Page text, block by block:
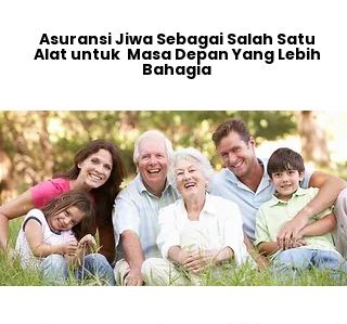
Asuransi Jiwa Sebagai Salah Satu
Alat untuk Masa Depan Yang Lebih
Bahagia